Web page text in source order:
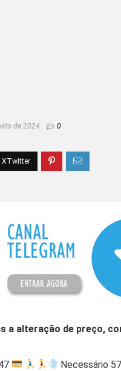
de 2024 0
a alteração de preço,
Necessário